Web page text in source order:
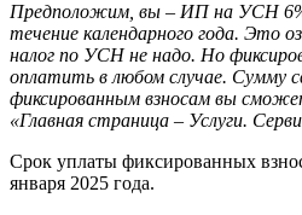
Предположим, вы – ИП на УСН
течение календарного года. Это
налог по УСН не надо. Но
оплатить в любом случае. Сумму
фиксированным взносам вы
«Главная страница – Услуги.
Срок уплаты фиксированных
января 2025 года.